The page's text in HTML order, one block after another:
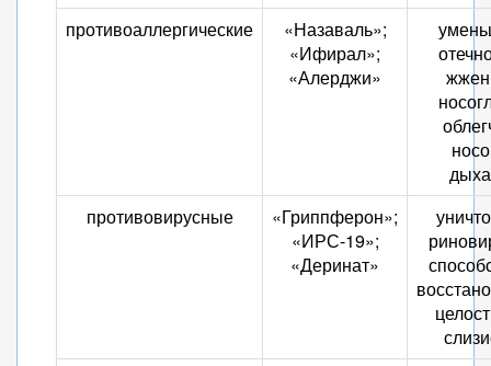
противоаллергические
«Назаваль»;
«Ифирал»;
«Алерджи»
противовирусные
«Гриппферон»;
«ИРС-19»;
«Деринат»